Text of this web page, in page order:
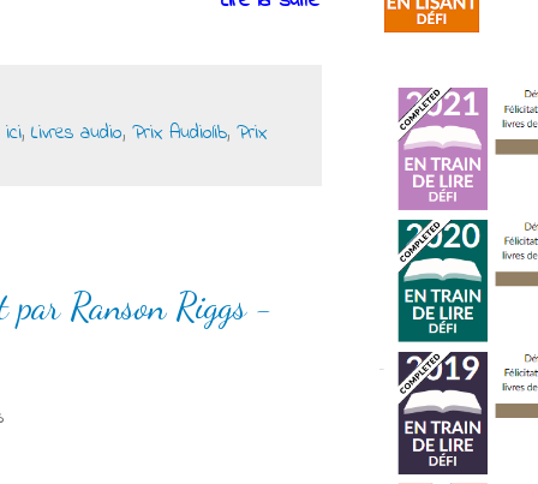
, Livres audio, Prix Audiolib, Prix
Ranson Riggs -